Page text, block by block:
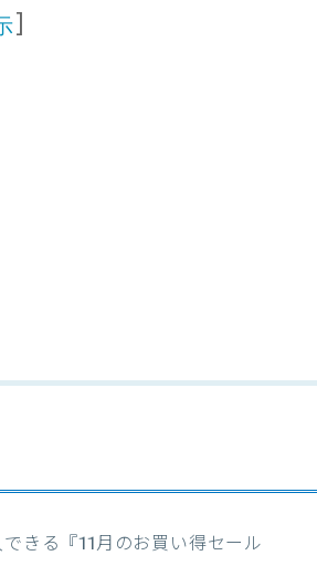
]
きる『11月のお買い得セール